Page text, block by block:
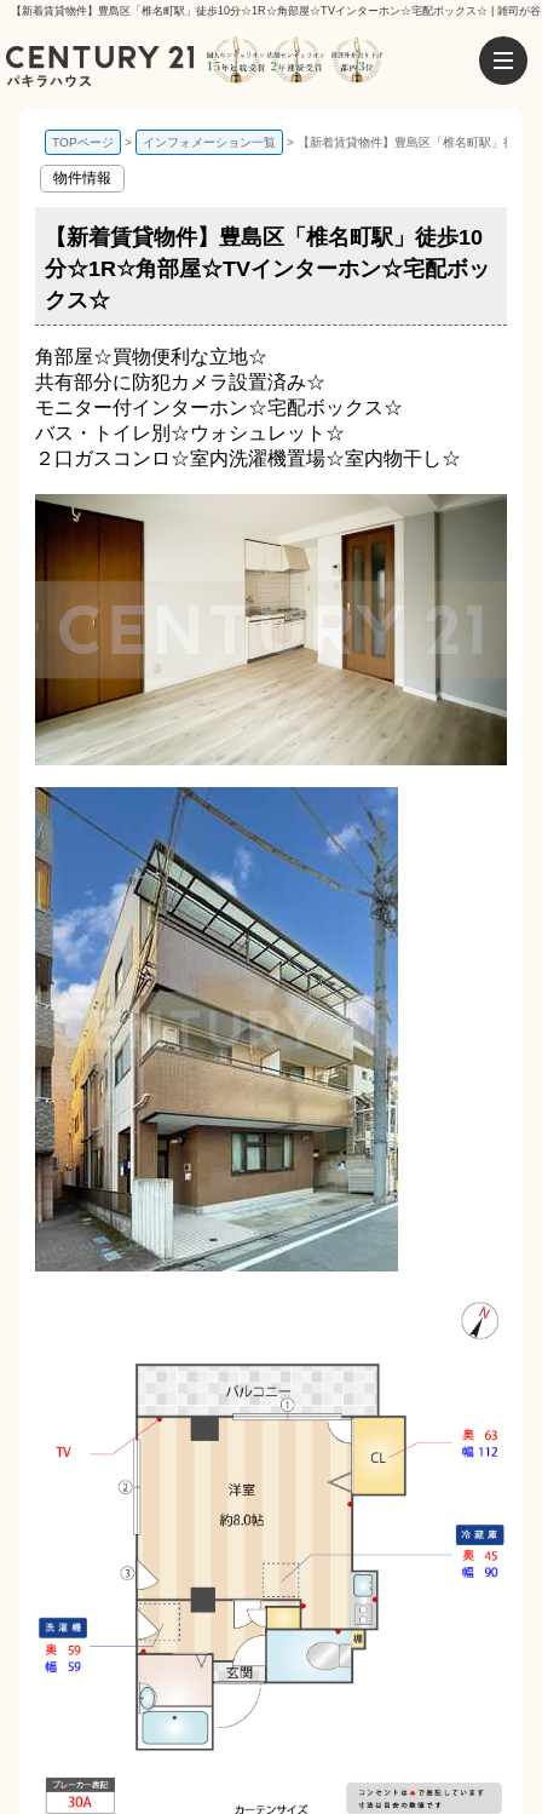
【新着賃貸物件】豊島区「椎名町駅」徒歩10分☆1R☆角部屋☆TVインターホン☆宅配ボックス☆ | 雑司が谷
TOPページ インフォメーション一覧 【新着賃貸物件】豊島区「椎名町駅」徒
物件情報
【新着賃貸物件】豊島区「椎名町駅」徒歩10
分☆1R☆角部屋☆TVインターホン☆宅配ボッ
クス☆
角部屋☆買物便利な立地☆
共有部分に防犯カメラ設置済み☆
モニター付インターホン☆宅配ボックス☆
バス・トイレ別☆ウォシュレット☆
２口ガスコンロ☆室内洗濯機置場☆室内物干し☆